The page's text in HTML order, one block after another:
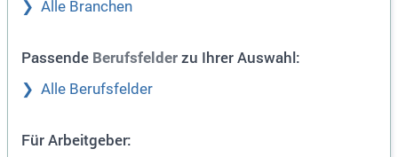
Alle Branchen
Passende Berufsfelder zu Ihrer Auswahl:
Alle Berufsfelder
Für Arbeitgeber: